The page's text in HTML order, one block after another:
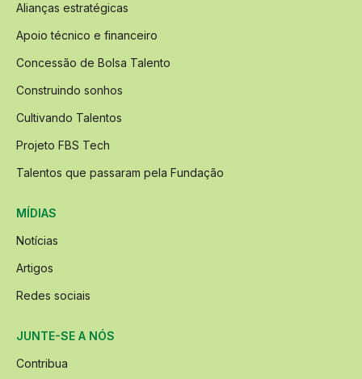
Alianças estratégicas
Apoio técnico e financeiro
Concessão de Bolsa Talento
Construindo sonhos
Cultivando Talentos
Projeto FBS Tech
Talentos que passaram pela Fundação
MÍDIAS
Notícias
Artigos
Redes sociais
JUNTE-SE A NÓS
Contribua